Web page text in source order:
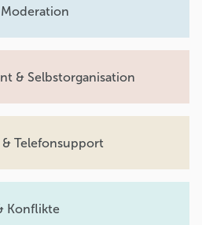
& Selbstorganisation
Telefonsupport
Konflikte